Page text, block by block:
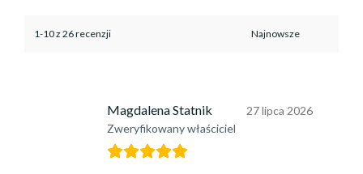
1-10 z 26 recenzji
Magdalena Statnik
Zweryfikowany właściciel
27 lipca 2026